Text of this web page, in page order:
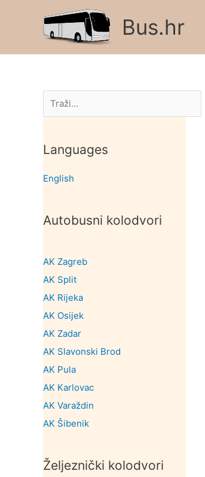
Bus.hr
Pretraga
Languages
English
Autobusni kolodvori
AK Zagreb
AK Split
AK Rijeka
AK Osijek
AK Zadar
AK Slavonski Brod
AK Pula
AK Karlovac
AK Varaždin
AK Šibenik
Željeznički kolodvori